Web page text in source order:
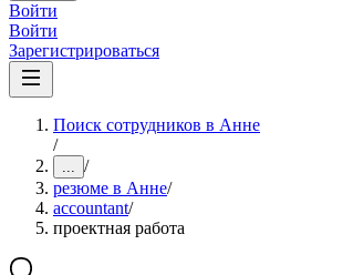
Войти
Войти
Зарегистрироваться
Поиск сотрудников в Анне
/
... /
резюме в Анне/
accountant/
проектная работа